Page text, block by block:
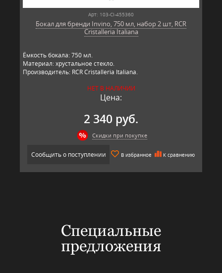
Арт: 103-CI-455360
Бокал для бренди Invino, 750 мл, набор 2 шт, RCR
Cristalleria Italiana
Ёмкость бокала: 750 мл.
Материал: хрустальное стекло.
Производитель: RCR Cristalleria Italiana.
НЕТ В НАЛИЧИИ
Цена:
2 340 руб.
Скидки при покупке
Сообщить о поступлении В избранное К сравнению
Специальные
предложения